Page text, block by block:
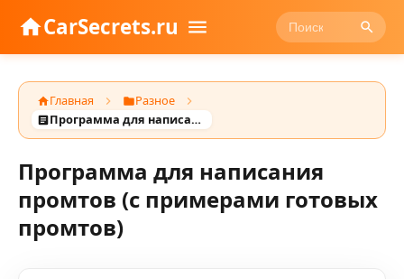
CarSecrets.ru
Главная
Разное
Программа для написания промтов (с примерами готовых промтов)
Программа для написания
промтов (с примерами готовых
промтов)